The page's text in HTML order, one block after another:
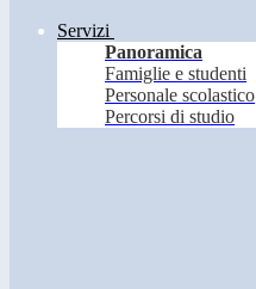
Servizi
Panoramica
Famiglie e studenti
Personale scolastico
Percorsi di studio